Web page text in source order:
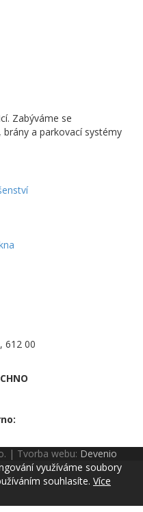
Zabýváme se
a parkovací systémy
612 00
| Tvorba webu: Devenio
využíváme soubory
souhlasíte. Více